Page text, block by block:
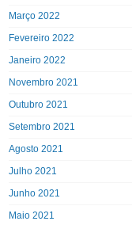
Março 2022
Fevereiro 2022
Janeiro 2022
Novembro 2021
Outubro 2021
Setembro 2021
Agosto 2021
Julho 2021
Junho 2021
Maio 2021